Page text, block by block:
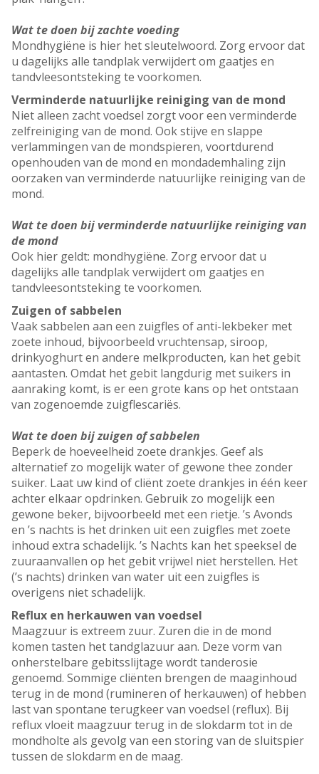
Wat te doen bij zachte voeding
Mondhygiëne is hier het sleutelwoord. Zorg ervoor dat
u dagelijks alle tandplak verwijdert om gaatjes en
tandvleesontsteking te voorkomen.
Verminderde natuurlijke reiniging van de mond
Niet alleen zacht voedsel zorgt voor een verminderde
zelfreiniging van de mond. Ook stijve en slappe
verlammingen van de mondspieren, voortdurend
openhouden van de mond en mondademhaling zijn
oorzaken van verminderde natuurlijke reiniging van de
mond.
Wat te doen bij verminderde natuurlijke reiniging van
de mond
Ook hier geldt: mondhygiëne. Zorg ervoor dat u
dagelijks alle tandplak verwijdert om gaatjes en
tandvleesontsteking te voorkomen.
Zuigen of sabbelen
Vaak sabbelen aan een zuigfles of anti-lekbeker met
zoete inhoud, bijvoorbeeld vruchtensap, siroop,
drinkyoghurt en andere melkproducten, kan het gebit
aantasten. Omdat het gebit langdurig met suikers in
aanraking komt, is er een grote kans op het ontstaan
van zogenoemde zuigflescariës.
Wat te doen bij zuigen of sabbelen
Beperk de hoeveelheid zoete drankjes. Geef als
alternatief zo mogelijk water of gewone thee zonder
suiker. Laat uw kind of cliënt zoete drankjes in één keer
achter elkaar opdrinken. Gebruik zo mogelijk een
gewone beker, bijvoorbeeld met een rietje. ’s Avonds
en ’s nachts is het drinken uit een zuigfles met zoete
inhoud extra schadelijk. ’s Nachts kan het speeksel de
zuuraanvallen op het gebit vrijwel niet herstellen. Het
(’s nachts) drinken van water uit een zuigfles is
overigens niet schadelijk.
Reflux en herkauwen van voedsel
Maagzuur is extreem zuur. Zuren die in de mond
komen tasten het tandglazuur aan. Deze vorm van
onherstelbare gebitsslijtage wordt tanderosie
genoemd. Sommige cliënten brengen de maaginhoud
terug in de mond (rumineren of herkauwen) of hebben
last van spontane terugkeer van voedsel (reflux). Bij
reflux vloeit maagzuur terug in de slokdarm tot in de
mondholte als gevolg van een storing van de sluitspier
tussen de slokdarm en de maag.